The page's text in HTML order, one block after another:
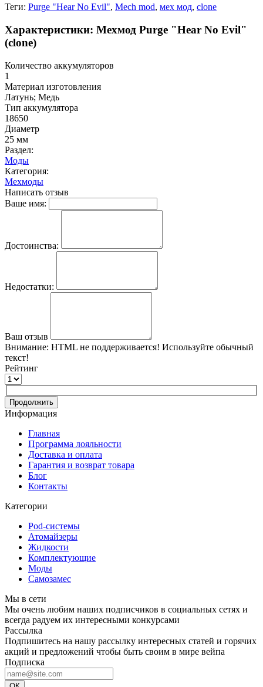
Теги: Purge "Hear No Evil", Mech mod, мех мод, clone
Характеристики: Мехмод Purge "Hear No Evil"
(clone)
Количество аккумуляторов
1
Материал изготовления
Латунь; Медь
Тип аккумулятора
18650
Диаметр
25 мм
Раздел:
Моды
Категория:
Мехмоды
Написать отзыв
Ваше имя:
Достоинства:
Недостатки:
Ваш отзыв
Внимание: HTML не поддерживается! Используйте обычный
текст!
Рейтинг
Продолжить
Информация
Главная
Программа лояльности
Доставка и оплата
Гарантия и возврат товара
Блог
Контакты
Категории
Pod-системы
Атомайзеры
Жидкости
Комплектующие
Моды
Самозамес
Мы в сети
Мы очень любим наших подписчиков в социальных сетях и
всегда радуем их интересными конкурсами
Рассылка
Подпишитесь на нашу рассылку интересных статей и горячих
акций и предложений чтобы быть своим в мире вейпа
Подписка